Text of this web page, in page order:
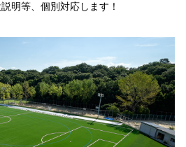
明等、個別対応します！